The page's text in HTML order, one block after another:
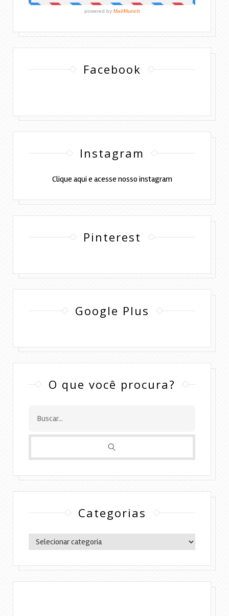
Facebook
Instagram
Clique aqui e acesse nosso instagram
Pinterest
Google Plus
O que você procura?
Categorias
Categorias